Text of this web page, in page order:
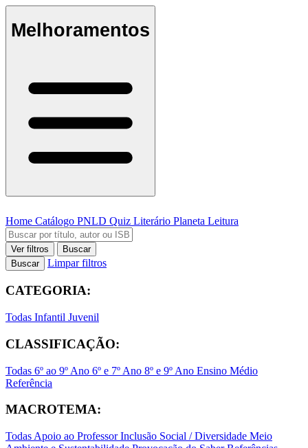
Melhoramentos
Home Catálogo PNLD Quiz Literário Planeta Leitura
Ver filtros
Buscar
Buscar
Limpar filtros
CATEGORIA:
Todas Infantil Juvenil
CLASSIFICAÇÃO:
Todas 6º ao 9º Ano 6º e 7º Ano 8º e 9º Ano Ensino Médio
Referência
MACROTEMA:
Todas Apoio ao ProfessorInclusão Social / Diversidade Meio